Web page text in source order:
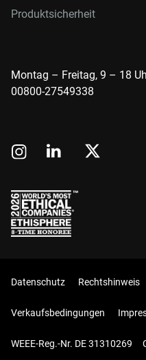
Produktsicherheit
Montag – Freitag, 9 – 18
00800-27549338
Datenschutz Rechtshinweis
Verkaufsbedingungen
WEEE-Reg.-Nr. DE 31310269